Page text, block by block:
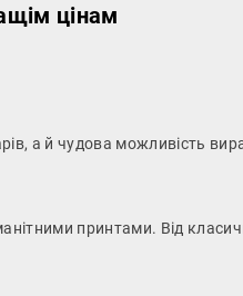
цінам
а й чудова можливість
принтами. Від